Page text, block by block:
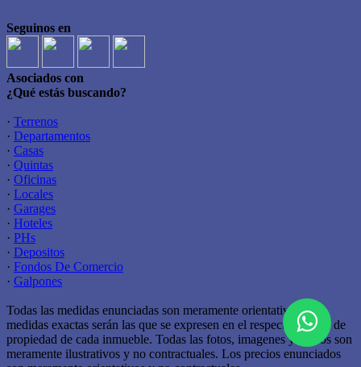
Seguinos en
Asociados con
¿Qué estás buscando?
· Terrenos
· Departamentos
· Casas
· Quintas
· Oficinas
· Locales
· Garages
· Hoteles
· PHs
· Depositos
· Fondos De Comercio
· Galpones
Todas las medidas enunciadas son meramente orientativas, las
medidas exactas serán las que se expresen en el respectivo título de
propiedad de cada inmueble. Todas las fotos, imagenes y videos son
meramente ilustrativos y no contractuales. Los precios enunciados